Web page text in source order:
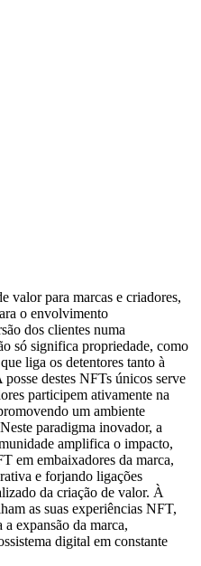
valor para marcas e criadores,
o envolvimento
dos clientes numa
só significa propriedade, como
liga os detentores tanto à
destes NFTs únicos serve
participem ativamente na
um ambiente
paradigma inovador, a
amplifica o impacto,
em embaixadores da marca,
e forjando ligações
da criação de valor. À
as suas experiências NFT,
expansão da marca,
digital em constante